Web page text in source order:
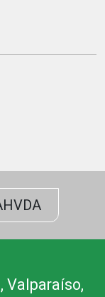
Valparaíso,